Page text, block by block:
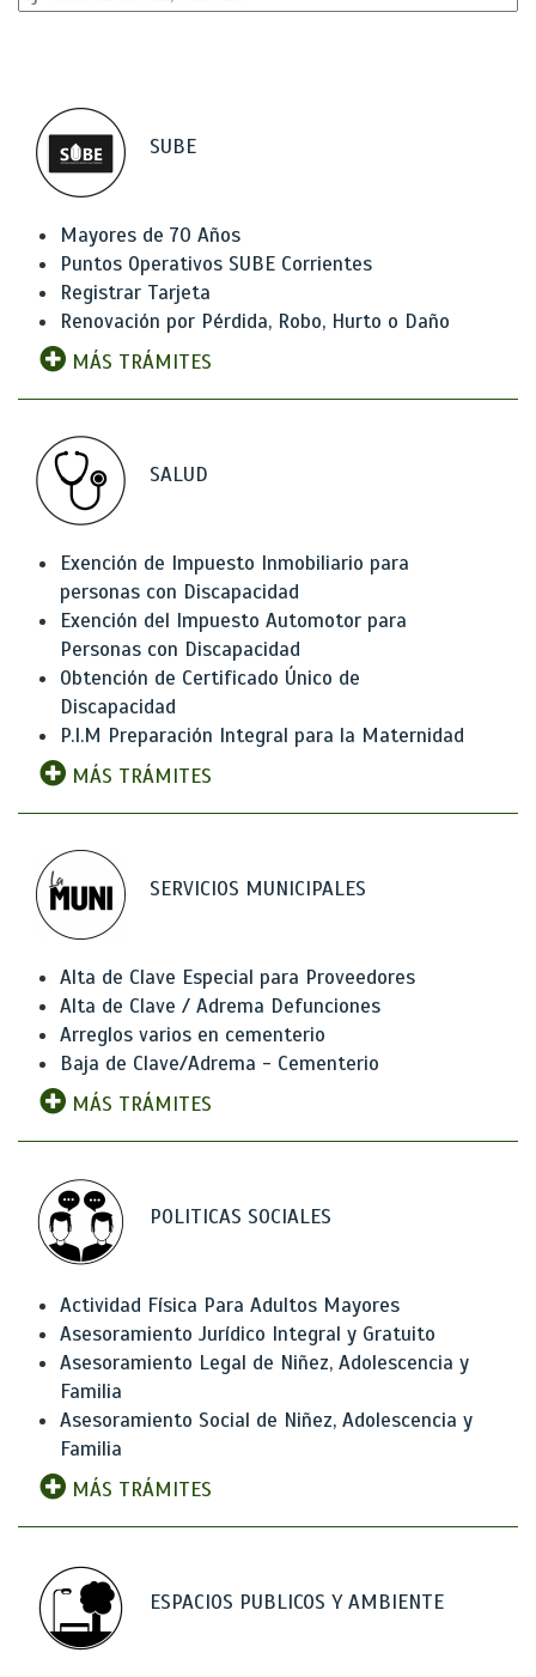
SUBE
Mayores de 70 Años
Puntos Operativos SUBE Corrientes
Registrar Tarjeta
Renovación por Pérdida, Robo, Hurto o Daño
MÁS TRÁMITES
SALUD
Exención de Impuesto Inmobiliario para
personas con Discapacidad
Exención del Impuesto Automotor para
Personas con Discapacidad
Obtención de Certificado Único de
Discapacidad
P.I.M Preparación Integral para la Maternidad
MÁS TRÁMITES
SERVICIOS MUNICIPALES
Alta de Clave Especial para Proveedores
Alta de Clave / Adrema Defunciones
Arreglos varios en cementerio
Baja de Clave/Adrema - Cementerio
MÁS TRÁMITES
POLITICAS SOCIALES
Actividad Física Para Adultos Mayores
Asesoramiento Jurídico Integral y Gratuito
Asesoramiento Legal de Niñez, Adolescencia y
Familia
Asesoramiento Social de Niñez, Adolescencia y
Familia
MÁS TRÁMITES
ESPACIOS PUBLICOS Y AMBIENTE